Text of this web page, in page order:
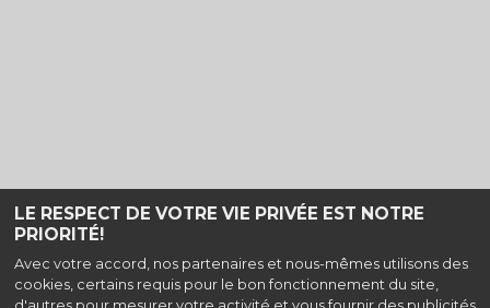
LE RESPECT DE VOTRE VIE PRIVÉE EST NOTRE
PRIORITÉ!
Avec votre accord, nos partenaires et nous-mêmes utilisons des
cookies, certains requis pour le bon fonctionnement du site,
Haut de page
Cinéma Les Korrigans, 6 rue st Nicolas, 22200 Guingamp |
Mentions